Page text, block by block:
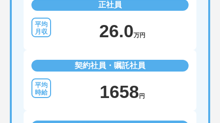
正社員
26.0万円
契約社員・嘱託社員
1658 円